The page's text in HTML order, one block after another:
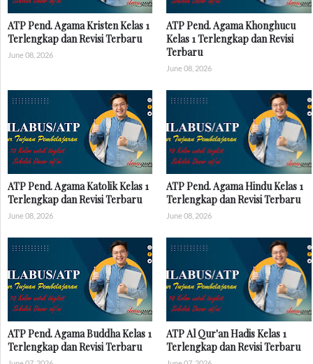
ATP Pend. Agama Kristen Kelas 1
Terlengkap dan Revisi Terbaru
June 08, 2026
ATP Pend. Agama Khonghucu
Kelas 1 Terlengkap dan Revisi
Terbaru
June 08, 2026
ATP Pend. Agama Katolik Kelas 1
Terlengkap dan Revisi Terbaru
June 08, 2026
ATP Pend. Agama Hindu Kelas 1
Terlengkap dan Revisi Terbaru
June 08, 2026
ATP Pend. Agama Buddha Kelas 1
Terlengkap dan Revisi Terbaru
ATP Al Qur'an Hadis Kelas 1
Terlengkap dan Revisi Terbaru